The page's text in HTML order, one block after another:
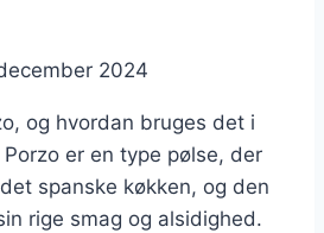
2024
og hvordan bruges det i
er en type pølse, der
spanske køkken, og den
rige smag og alsidighed.